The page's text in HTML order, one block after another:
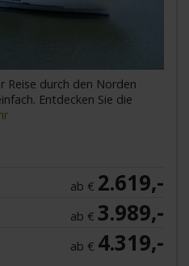
Reise durch den Norden
Entdecken Sie die
ab € 2.619,-
ab €3.989,-
ab € 4.319,-